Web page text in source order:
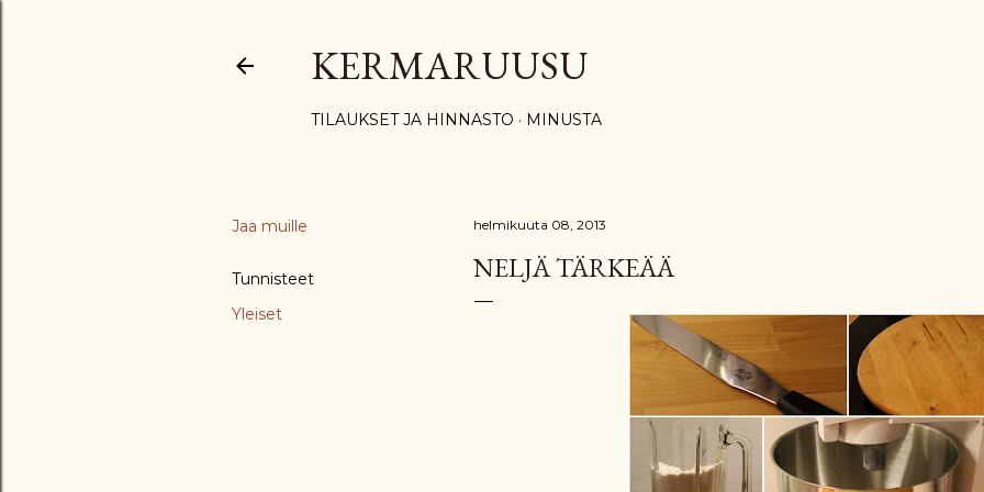
KERMARUUSU
TILAUKSET JA HINNASTO MINUSTA
Jaa muille
Tunnisteet
Yleiset
helmikuuta 08, 2013
NELJÄ TÄRKEÄÄ